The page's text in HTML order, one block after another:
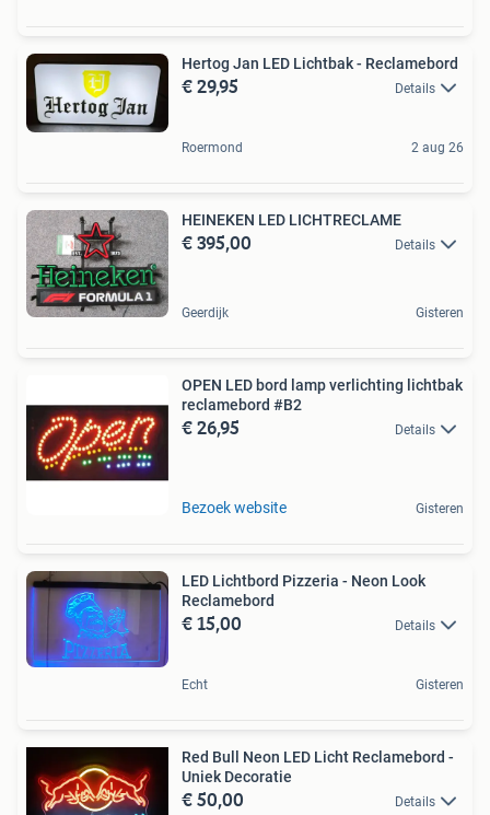
Hertog Jan LED Lichtbak - Reclamebord
€ 29,95 Details
Roermond 2 aug 26
HEINEKEN LED LICHTRECLAME
€ 395,00 Details
Geerdijk Gisteren
OPEN LED bord lamp verlichting lichtbak
reclamebord #B2
€ 26,95 Details
Bezoek website Gisteren
LED Lichtbord Pizzeria - Neon Look
Reclamebord
€ 15,00 Details
Echt Gisteren
Red Bull Neon LED Licht Reclamebord -
Uniek Decoratie
€ 50,00 Details